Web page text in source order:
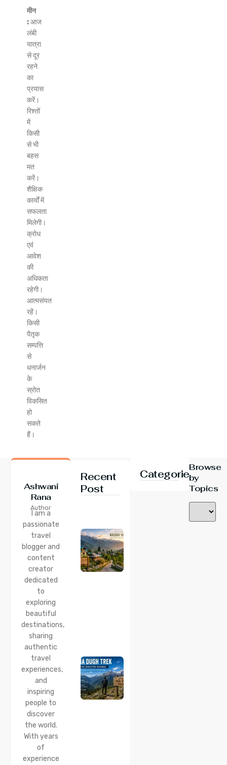
मीन
:आज
लंबी
यात्रा
से दूर
रहने
का
प्रयास
करें।
रिश्तों
में
किसी
से भी
बहस
मत
करें।
शैक्षिक
कार्यों में
सफलता
मिलेगी।
क्रोध
एवं
आवेश
की
अधिकता
रहेगी।
आत्मसंयत
रहें।
किसी
पैतृक
सम्पत्ति
से
धनार्जन
के
स्रोत
विकसित
हो
सकते
हैं।
Ashwani
Rana
Author
I am a
passionate
travel
blogger and
content
creator
dedicated
to
exploring
beautiful
destinations,
sharing
authentic
travel
experiences,
and
inspiring
people to
discover
the world.
With years
of
experience
Recent
Post
Categories
Browse
by
Topics